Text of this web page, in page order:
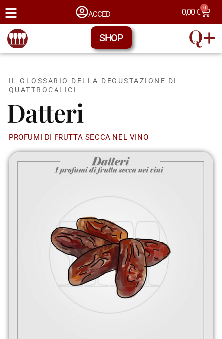
ACCEDI 0,00€ 0
SHOP
IL GLOSSARIO DELLA DEGUSTAZIONE DI
QUATTROCALICI
Datteri
PROFUMI DI FRUTTA SECCA NEL VINO